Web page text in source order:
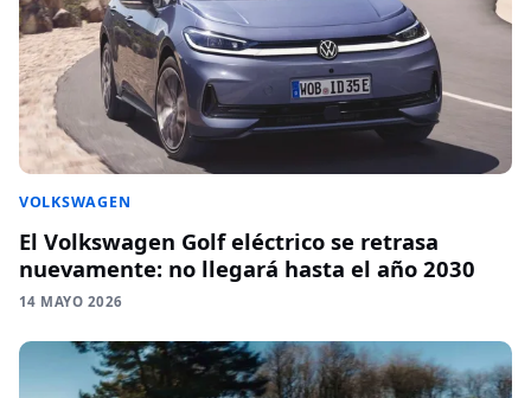
VOLKSWAGEN
El Volkswagen Golf eléctrico se retrasa
nuevamente: no llegará hasta el año 2030
14 MAYO 2026